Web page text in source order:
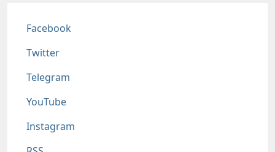
Соц сети
Facebook
Twitter
Telegram
YouTube
Instagram